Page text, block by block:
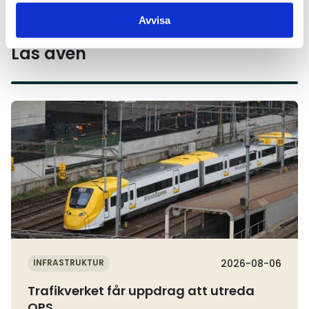
Avvisa
Läs även
INFRASTRUKTUR 2026-08-06
Trafikverket får uppdrag att utreda
Läs mer